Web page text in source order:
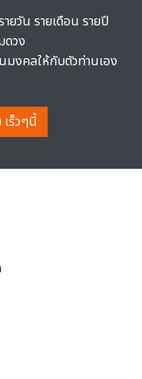
ยวัน รายเดือน รายปี
ดวง
มงคลให้กับตัวท่านเอง
ร็วๆนี้